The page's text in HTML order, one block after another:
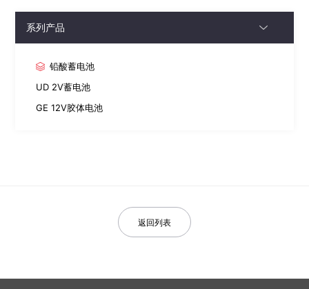
系列产品
铅酸蓄电池
UD 2V蓄电池
GE 12V胶体电池
返回列表